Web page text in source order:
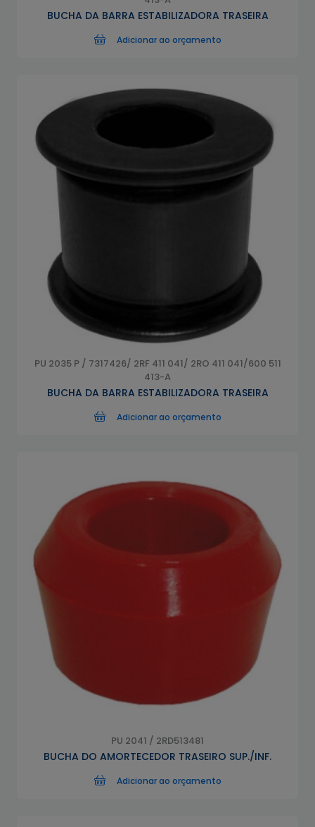
BUCHA DA BARRA ESTABILIZADORA TRASEIRA
Adicionar ao orçamento
PU 2035 P / 7317426/ 2RF 411 041/ 2RO 411 041/600 511
413-A
BUCHA DA BARRA ESTABILIZADORA TRASEIRA
Adicionar ao orçamento
PU 2041 / 2RD513481
BUCHA DO AMORTECEDOR TRASEIRO SUP./INF.
Adicionar ao orçamento